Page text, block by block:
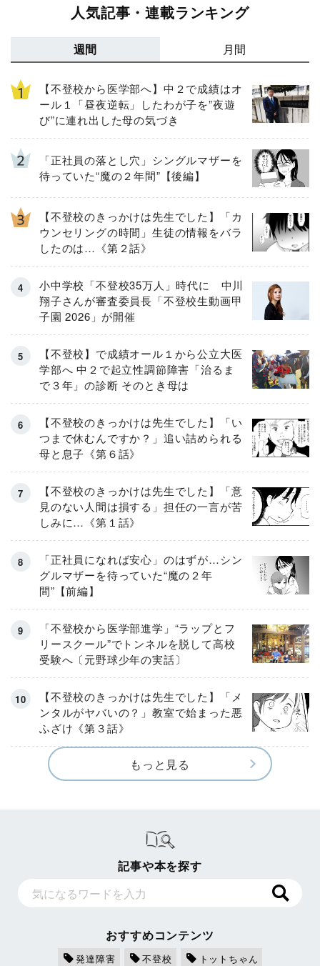
人気記事・連載ランキング
週間 月間
【不登校から医学部へ】中２で成績はオ
ール１「昼夜逆転」したわが子を”夜遊
び”に連れ出した母の気づき
「正社員の落とし穴」シングルマザーを
待っていた“魔の２年間”【後編】
【不登校のきっかけは先生でした】「カ
ウンセリングの時間」生徒の情報をバラ
したのは…《第２話》
小中学校「不登校35万人」時代に 中川
翔子さんが審査委員長「不登校生動画甲
子園 2026」が開催
【不登校】で成績オール１から公立大医
学部へ 中２で起立性調節障害「治るま
で３年」の診断 そのとき母は
【不登校のきっかけは先生でした】「い
つまで休むんですか？」追い詰められる
母と息子《第６話》
【不登校のきっかけは先生でした】「意
見のない人間は損する」担任の一言が苦
しみに…《第１話》
「正社員になれば安心」のはずが…シン
グルマザーを待っていた“魔の２年
間”【前編】
「不登校から医学部進学」“ラップとフ
リースクール”でトンネルを脱して高校
受験へ〔元野球少年の実話〕
【不登校のきっかけは先生でした】「メ
ンタルがヤバいの？」教室で始まった悪
ふざけ《第３話》
もっと見る
記事や本を探す
おすすめコンテンツ
発達障害 不登校
トットちゃん